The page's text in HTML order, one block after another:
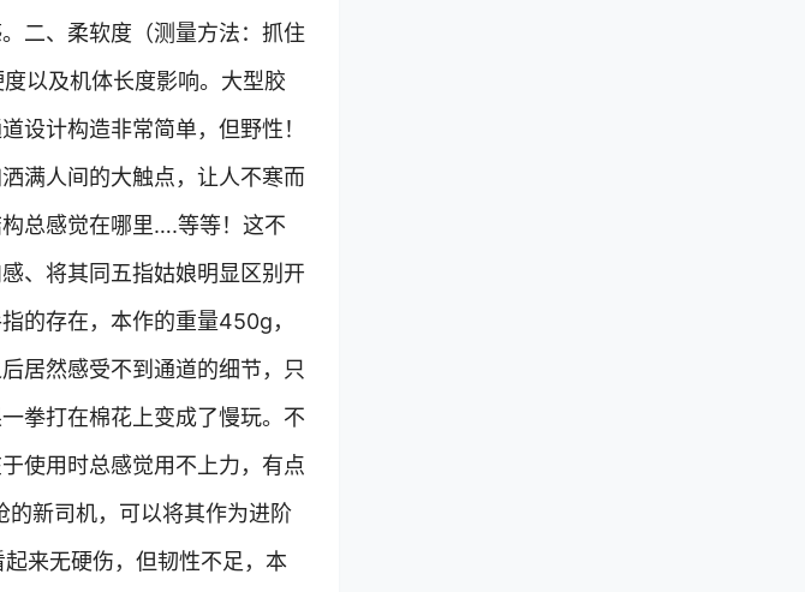
二、柔软度（测量方法：抓住
以及机体长度影响。大型胶
设计构造非常简单，但野性！
满人间的大触点，让人不寒而
总感觉在哪里….等等！这不
、将其同五指姑娘明显区别开
的存在，本作的重量450g，
居然感受不到通道的细节，只
拳打在棉花上变成了慢玩。不
使用时总感觉用不上力，有点
新司机，可以将其作为进阶
来无硬伤，但韧性不足，本